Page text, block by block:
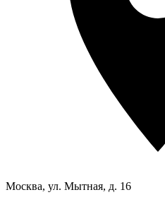
Москва, ул. Мытная, д. 16